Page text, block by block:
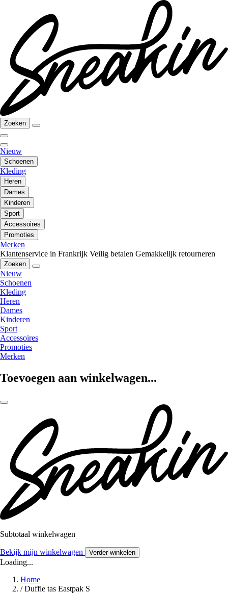
Zoeken
Nieuw
Schoenen
Kleding
Heren
Dames
Kinderen
Sport
Accessoires
Promoties
Merken
Klantenservice in Frankrijk Veilig betalen Gemakkelijk retourneren
Zoeken
Nieuw
Schoenen
Kleding
Heren
Dames
Kinderen
Sport
Accessoires
Promoties
Merken
Toevoegen aan winkelwagen...
Subtotaal winkelwagen
Bekijk mijn winkelwagen Verder winkelen
Loading...
Home
/ Duffle tas Eastpak S